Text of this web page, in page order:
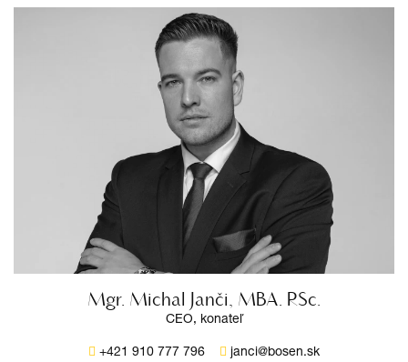
Mgr. Michal Janči, MBA. RSc.
CEO, konateľ
+421 910 777 796 janci@bosen.sk